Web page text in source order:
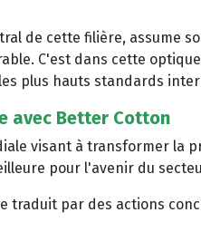
de cette filière, assume
C'est dans cette
plus hauts standards
avec Better Cotton
visant à transformer
pour l'avenir du
traduit par des actions